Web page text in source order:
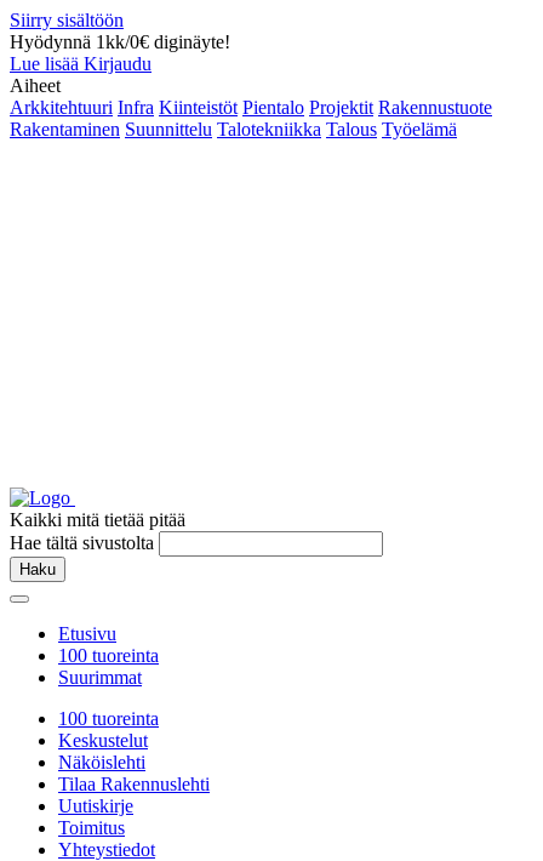
Siirry sisältöön
Hyödynnä 1kk/0€ diginäyte!
Lue lisää Kirjaudu
Aiheet
Arkkitehtuuri Infra Kiinteistöt Pientalo Projektit Rakennustuote
Rakentaminen Suunnittelu Talotekniikka Talous Työelämä
Kaikki mitä tietää pitää
Hae tältä sivustolta
Haku
Etusivu
100 tuoreinta
Suurimmat
100 tuoreinta
Keskustelut
Näköislehti
Tilaa Rakennuslehti
Uutiskirje
Toimitus
Yhteystiedot